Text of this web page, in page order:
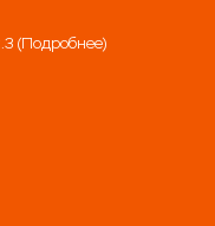
(Подробнее)